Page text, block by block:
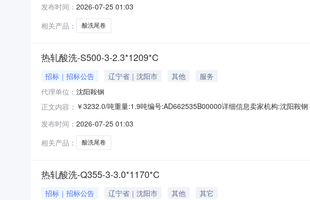
求产线名称:冷轧1#线锌层重量代码描述:上表面锌层重量:0.0下表面锌层重
发布时间： 2026-07-25 01:03
相关产品：
酸洗尾卷
热轧酸洗-S500-3-2.3*1209*C
招标｜招标公告 辽宁省｜沈阳市 其他
服务
代理单位： 沈阳鞍钢
正文内容： ￥3232.0/吨重量:1.9吨编号:AD662535B00000详细信息卖家机构:沈阳鞍
产线名称:冷轧1#线锌层重量代码描述:上表面锌层重量:0.0下表面锌层重量
发布时间： 2026-07-25 01:03
相关产品：
酸洗尾卷
热轧酸洗-Q355-3-3.0*1170*C
招标｜招标公告 辽宁省｜沈阳市 其他
其它